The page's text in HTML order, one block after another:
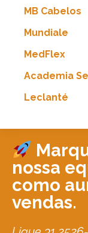
MB Cabelos
Mundiale
MedFlex
Academia
Leclanté
nossa
como
vendas.